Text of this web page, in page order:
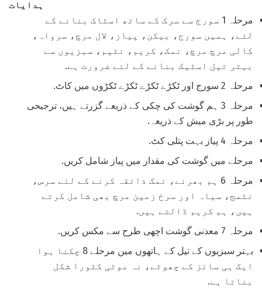
ہدایات
مرحلہ 1 سورج سے سرک کے ساتھ اسٹاک بنانے کے
لئے، ہمیں سورج، بیکن، پیاز، لال مرچ، سرواہ،
کالی مرچ مرچ، نمک، کریم، نٹیم، سبزیوں سے
بہتر تیل اسٹیک بنانے کے لئے ضرورت ہے.
مرحلہ 2 سورج اور ٹکڑے ٹکڑے ٹکڑے ٹکڑوں میں کاٹ.
مرحلہ 3 ہم گوشت کی چکی کے ذریعے گزرتے ہیں، ترجیحی
طور پر بڑی میش کے ذریعہ.
مرحلہ 4 پیاز بہت پتلی کٹ.
مرحلے میں گوشت کی مقدار میں پیاز شامل کریں.
مرحلہ 6 ہم بھرنے، نمک ذائقہ کرنے کے لئے سرس،
نٹمج، سیاہ اور سرخ زمین مرچ بھی شامل کرتے
ہیں، ہم کریم ڈالتے ہیں.
مرحلہ 7 معدنی گوشت اچھی طرح سے مکس کریں.
بہتر سبزیوں کے تیل کے ہاتھوں میں مرحلے 8 چکنا ہوا
ایک ہی سائز کے چھوٹے، نہ موٹی کٹورا شکل
بناتا ہے.